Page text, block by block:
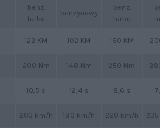
benz.
turbo
benzynowy
benz.
turbo
122 KM 102 KM 160 KM
200 Nm 148 Nm 250 Nm
10,5 s 12,4 s 8,6 s
203 km/h 190 km/h 220 km/h